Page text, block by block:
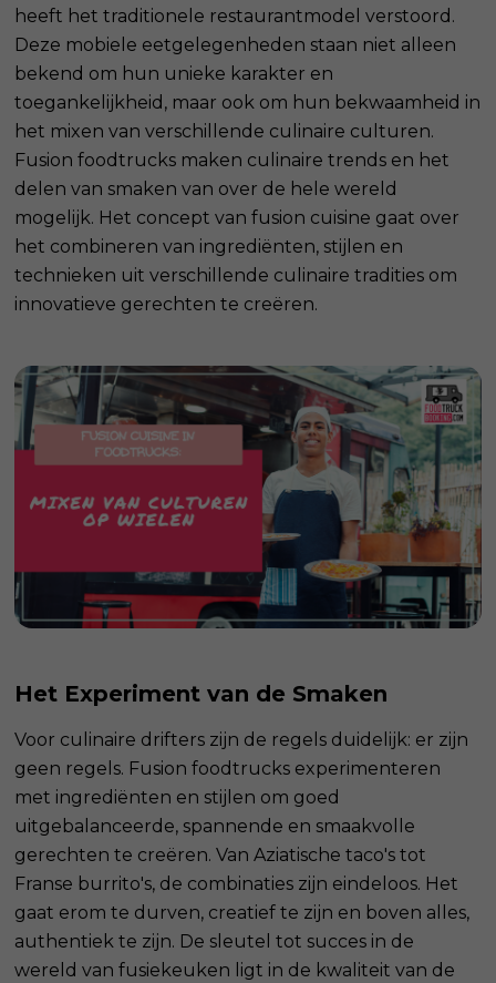
heeft het traditionele restaurantmodel verstoord.
Deze mobiele eetgelegenheden staan niet alleen
bekend om hun unieke karakter en
toegankelijkheid, maar ook om hun bekwaamheid in
het mixen van verschillende culinaire culturen.
Fusion foodtrucks maken culinaire trends en het
delen van smaken van over de hele wereld
mogelijk. Het concept van fusion cuisine gaat over
het combineren van ingrediënten, stijlen en
technieken uit verschillende culinaire tradities om
innovatieve gerechten te creëren.
Het Experiment van de Smaken
Voor culinaire drifters zijn de regels duidelijk: er zijn
geen regels. Fusion foodtrucks experimenteren
met ingrediënten en stijlen om goed
uitgebalanceerde, spannende en smaakvolle
gerechten te creëren. Van Aziatische taco's tot
Franse burrito's, de combinaties zijn eindeloos. Het
gaat erom te durven, creatief te zijn en boven alles,
authentiek te zijn. De sleutel tot succes in de
wereld van fusiekeuken ligt in de kwaliteit van de